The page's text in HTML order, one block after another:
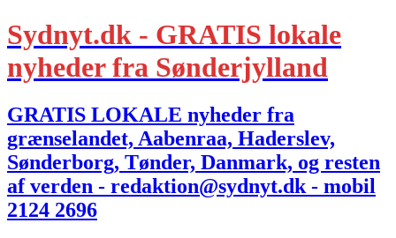
Sydnyt.dk - GRATIS lokale
nyheder fra Sønderjylland
GRATIS LOKALE nyheder fra
grænselandet, Aabenraa, Haderslev,
Sønderborg, Tønder, Danmark, og resten
af verden - redaktion@sydnyt.dk - mobil
2124 2696